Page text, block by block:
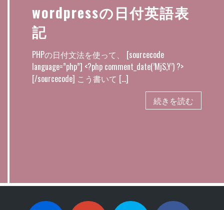
wordpressの日付英語表
記
PHPの日付文法を使って、 [sourcecode
language=”php”] <?php comment_date(’MjS,Y’) ?>
[/sourcecode] こう書いて […]
続きを読む